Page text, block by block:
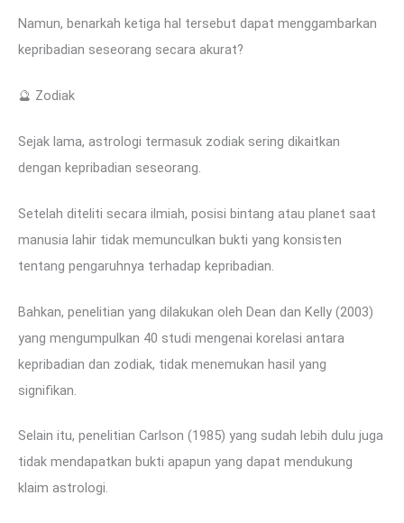
Namun, benarkah ketiga hal tersebut dapat menggambarkan
kepribadian seseorang secara akurat?
🔮 Zodiak
Sejak lama, astrologi termasuk zodiak sering dikaitkan
dengan kepribadian seseorang.
Setelah diteliti secara ilmiah, posisi bintang atau planet saat
manusia lahir tidak memunculkan bukti yang konsisten
tentang pengaruhnya terhadap kepribadian.
Bahkan, penelitian yang dilakukan oleh Dean dan Kelly (2003)
yang mengumpulkan 40 studi mengenai korelasi antara
kepribadian dan zodiak, tidak menemukan hasil yang
signifikan.
Selain itu, penelitian Carlson (1985) yang sudah lebih dulu juga
tidak mendapatkan bukti apapun yang dapat mendukung
klaim astrologi.